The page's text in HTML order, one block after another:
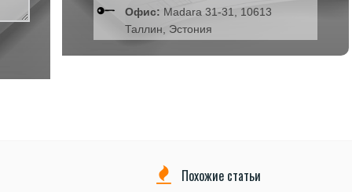
Офис: Madara 31-31, 10613
Таллин, Эстония
Похожие статьи